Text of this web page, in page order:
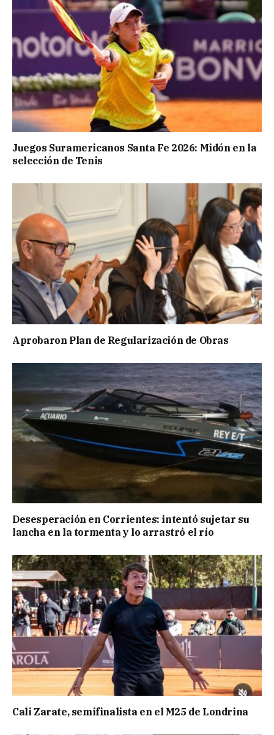
Juegos Suramericanos Santa Fe 2026: Midón en la
selección de Tenis
Aprobaron Plan de Regularización de Obras
Desesperación en Corrientes: intentó sujetar su
lancha en la tormenta y lo arrastró el río
Cali Zarate, semifinalista en el M25 de Londrina